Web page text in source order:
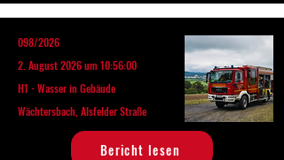
098/2026
2. August 2026 um 10:56:00
H1 - Wasser in Gebäude
Wächtersbach, Alsfelder Straße
Bericht lesen